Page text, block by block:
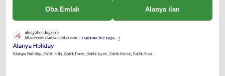
Oba Emlak Alanya ilan